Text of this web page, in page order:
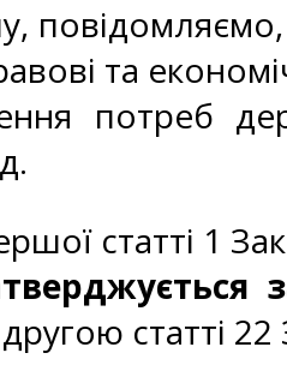
та
потреб
статті 1
статті 22